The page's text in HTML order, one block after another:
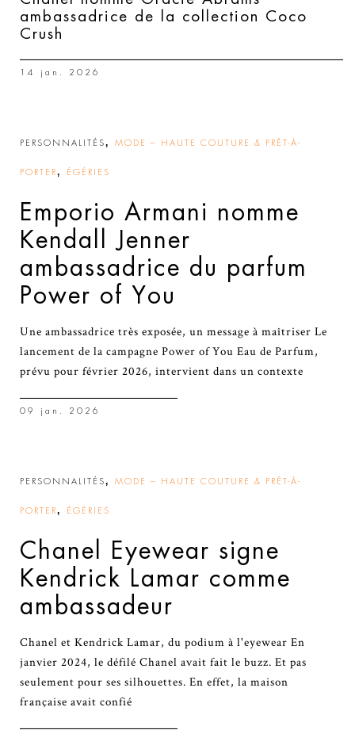
ambassadrice de la collection Coco
Crush
14 jan. 2026
PERSONNALITÉS, MODE – HAUTE COUTURE & PRÊT-À-
PORTER, ÉGÉRIES
Emporio Armani nomme
Kendall Jenner
ambassadrice du parfum
Power of You
Une ambassadrice très exposée, un message à maîtriser Le
lancement de la campagne Power of You Eau de Parfum,
prévu pour février 2026, intervient dans un contexte
09 jan. 2026
PERSONNALITÉS, MODE – HAUTE COUTURE & PRÊT-À-
PORTER, ÉGÉRIES
Chanel Eyewear signe
Kendrick Lamar comme
ambassadeur
Chanel et Kendrick Lamar, du podium à l'eyewear En
janvier 2024, le défilé Chanel avait fait le buzz. Et pas
seulement pour ses silhouettes. En effet, la maison
française avait confié